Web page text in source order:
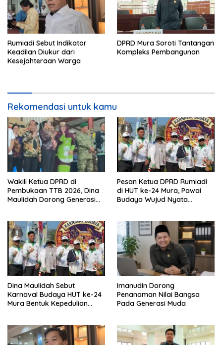
Rumiadi Sebut Indikator
Keadilan Diukur dari
Kesejahteraan Warga
DPRD Mura Soroti Tantangan
Kompleks Pembangunan
Rekomendasi untuk kamu
Wakili Ketua DPRD di
Pembukaan TTB 2026, Dina
Maulidah Dorong Generasi
Pesan Ketua DPRD Rumiadi
di HUT ke-24 Mura, Pawai
Budaya Wujud Nyata
Dina Maulidah Sebut
Karnaval Budaya HUT ke-24
Mura Bentuk Kepedulian
Imanudin Dorong
Penanaman Nilai Bangsa
Pada Generasi Muda